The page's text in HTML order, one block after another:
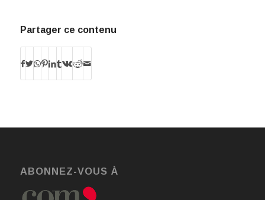
Partager ce contenu
ABONNEZ-VOUS À